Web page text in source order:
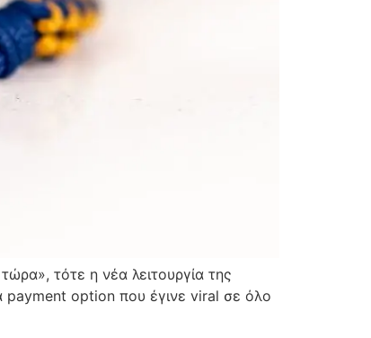
τότε η νέα λειτουργία της
payment option που έγινε viral σε όλο